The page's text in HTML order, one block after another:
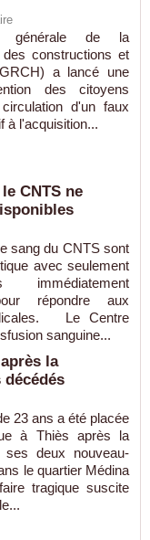
générale de la
des constructions et
a lancé une
des citoyens
d'un faux
à l'acquisition...
CNTS ne
sang du CNTS sont
avec seulement
répondre aux
Le Centre
sanguine...
la
décédés
23 ans a été placée
à Thiès après la
ses deux nouveau-
le quartier Médina
tragique suscite